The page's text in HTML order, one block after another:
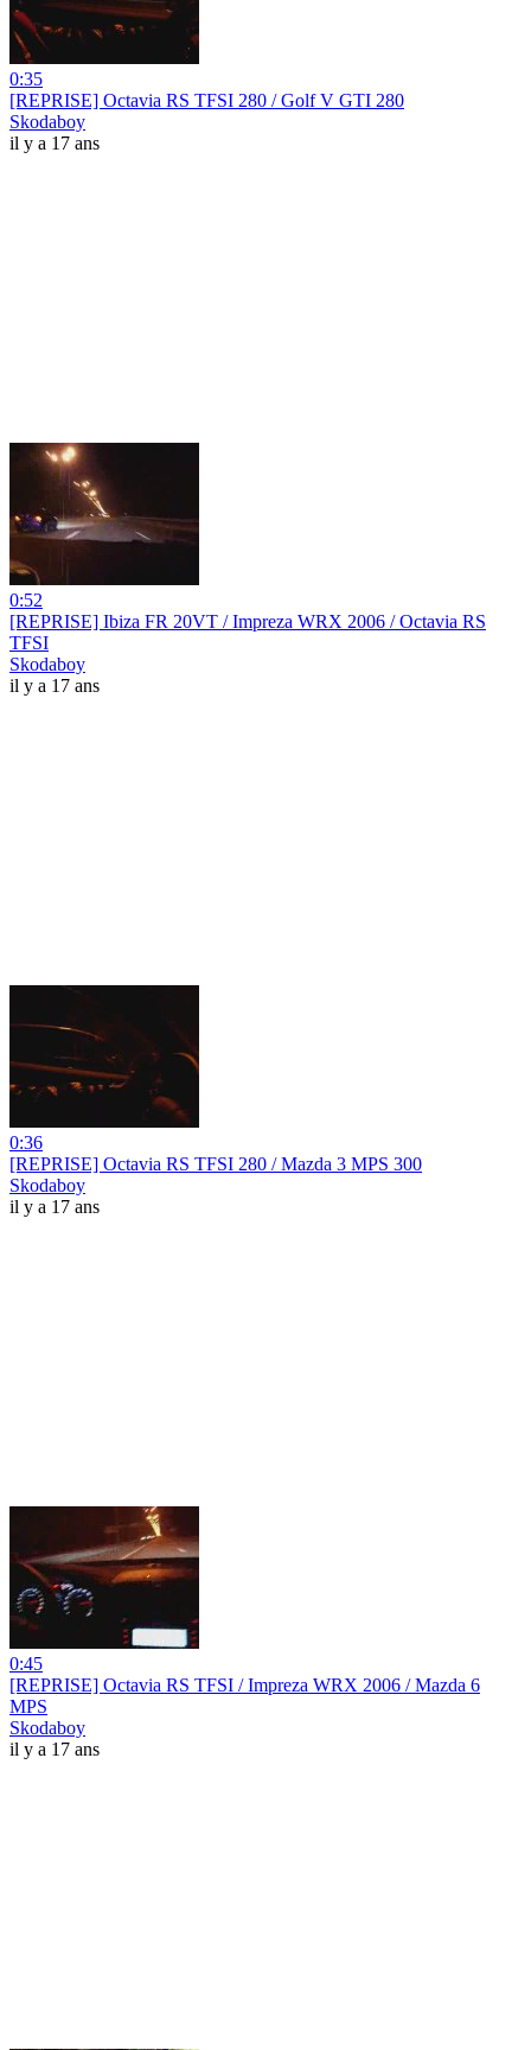
0:35
[REPRISE] Octavia RS TFSI 280 / Golf V GTI 280
Skodaboy
il y a 17 ans
0:52
[REPRISE] Ibiza FR 20VT / Impreza WRX 2006 / Octavia RS
TFSI
Skodaboy
il y a 17 ans
0:36
[REPRISE] Octavia RS TFSI 280 / Mazda 3 MPS 300
Skodaboy
il y a 17 ans
0:45
[REPRISE] Octavia RS TFSI / Impreza WRX 2006 / Mazda 6
MPS
Skodaboy
il y a 17 ans